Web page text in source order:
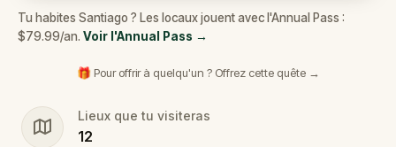
Tu habites Santiago ? Les locaux jouent avec l'Annual Pass :
$79.99/an. Voir l'Annual Pass →
🎁 Pour offrir à quelqu'un ? Offrez cette quête →
Lieux que tu visiteras
12